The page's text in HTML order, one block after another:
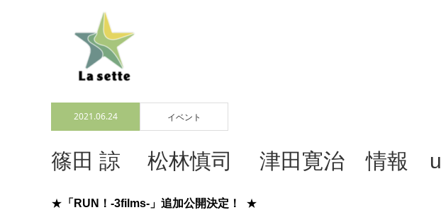
2021.06.24 イベント
篠田 諒 松林慎司 津田寛治 情報
★ 「RUN！-3films-」追加公開決定！ ★